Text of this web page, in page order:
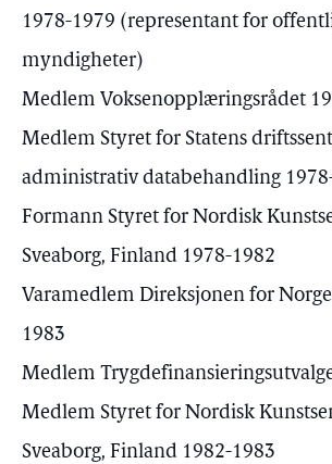
1978-1979 (representant for
myndigheter)
Medlem Voksenopplæringsrådet
Medlem Styret for Statens
administrativ databehandling
Formann Styret for Nordisk
Sveaborg, Finland 1978-1982
Varamedlem Direksjonen for
1983
Medlem
Medlem Styret for Nordisk
Sveaborg, Finland 1982-1983